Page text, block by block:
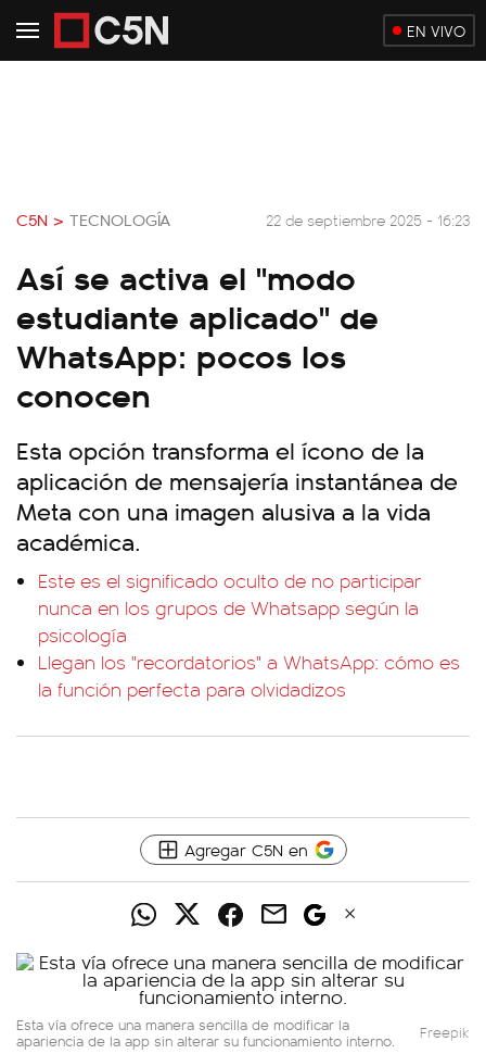
EN VIVO
C5N > TECNOLOGÍA 22 de septiembre 2025 - 16:23
Así se activa el "modo
estudiante aplicado" de
WhatsApp: pocos los
conocen
Esta opción transforma el ícono de la
aplicación de mensajería instantánea de
Meta con una imagen alusiva a la vida
académica.
Este es el significado oculto de no participar
nunca en los grupos de Whatsapp según la
psicología
Llegan los "recordatorios" a WhatsApp: cómo es
la función perfecta para olvidadizos
Agregar C5N en
Esta vía ofrece una manera sencilla de modificar la
apariencia de la app sin alterar su funcionamiento interno. Freepik